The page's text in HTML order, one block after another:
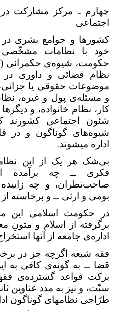
چهارم ـ مرکز مشارکت در
اجتماعی
کشورها و جوامع بشری
خود با نظامات مشخّصی
حکومت، شیوه‌ی حکمرانی
نظام قضائی و داوری در
موضوعات حقوقی یا
و مسئله‌ی پول و غیره،
کار، نظام خانواده، و
شئون اجتماعی کشورند
شیوه‌های گوناگون و در
اداره میشوند.
بی‌شک هر یک از این
فکری ــ چه برآمده
صاحب‌نظران، و چه
بومی و ارثی ــ و برخاسته
در حکومت اسلامی این
برگرفته از اسلام و متونِ
اداره‌ی جامعه از آنها
فقه شیعه اگرچه جز در
قضا ــ به گونه‌ی کافی به
برکت قواعد گسترده‌ی
سنّت، و نیز به مدد عناوین
طرّاحی نظامهای گوناگون